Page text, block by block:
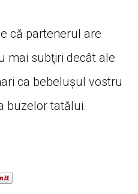
că partenerul are
mai subţiri decât ale
ca bebeluşul vostru
buzelor tatălui.